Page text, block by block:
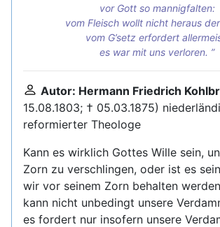
vor Gott so mannigfalten:
vom Fleisch wollt nicht heraus
vom G’setz erfordert
es war mit uns verloren.
Autor: Hermann Friedrich
15.08.1803; † 05.03.1875)
reformierter Theologe
Kann es wirklich Gottes Wille sein,
Zorn zu verschlingen, oder ist es
wir vor seinem Zorn behalten
kann nicht unbedingt unsere
es fordert nur insofern unsere